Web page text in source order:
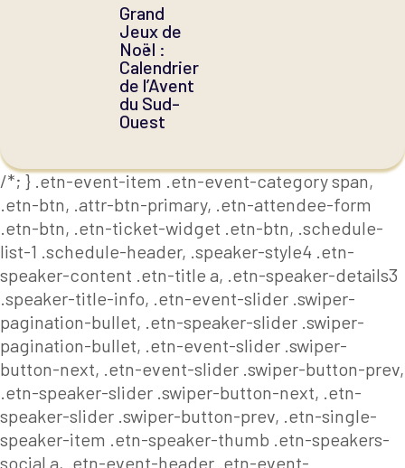
Grand
Jeux de
Noël :
Calendrier
de l’Avent
du Sud-
Ouest
/*; } .etn-event-item .etn-event-category span,
.etn-btn, .attr-btn-primary, .etn-attendee-form
.etn-btn, .etn-ticket-widget .etn-btn, .schedule-
list-1 .schedule-header, .speaker-style4 .etn-
speaker-content .etn-title a, .etn-speaker-details3
.speaker-title-info, .etn-event-slider .swiper-
pagination-bullet, .etn-speaker-slider .swiper-
pagination-bullet, .etn-event-slider .swiper-
button-next, .etn-event-slider .swiper-button-prev,
.etn-speaker-slider .swiper-button-next, .etn-
speaker-slider .swiper-button-prev, .etn-single-
speaker-item .etn-speaker-thumb .etn-speakers-
social a, .etn-event-header .etn-event-